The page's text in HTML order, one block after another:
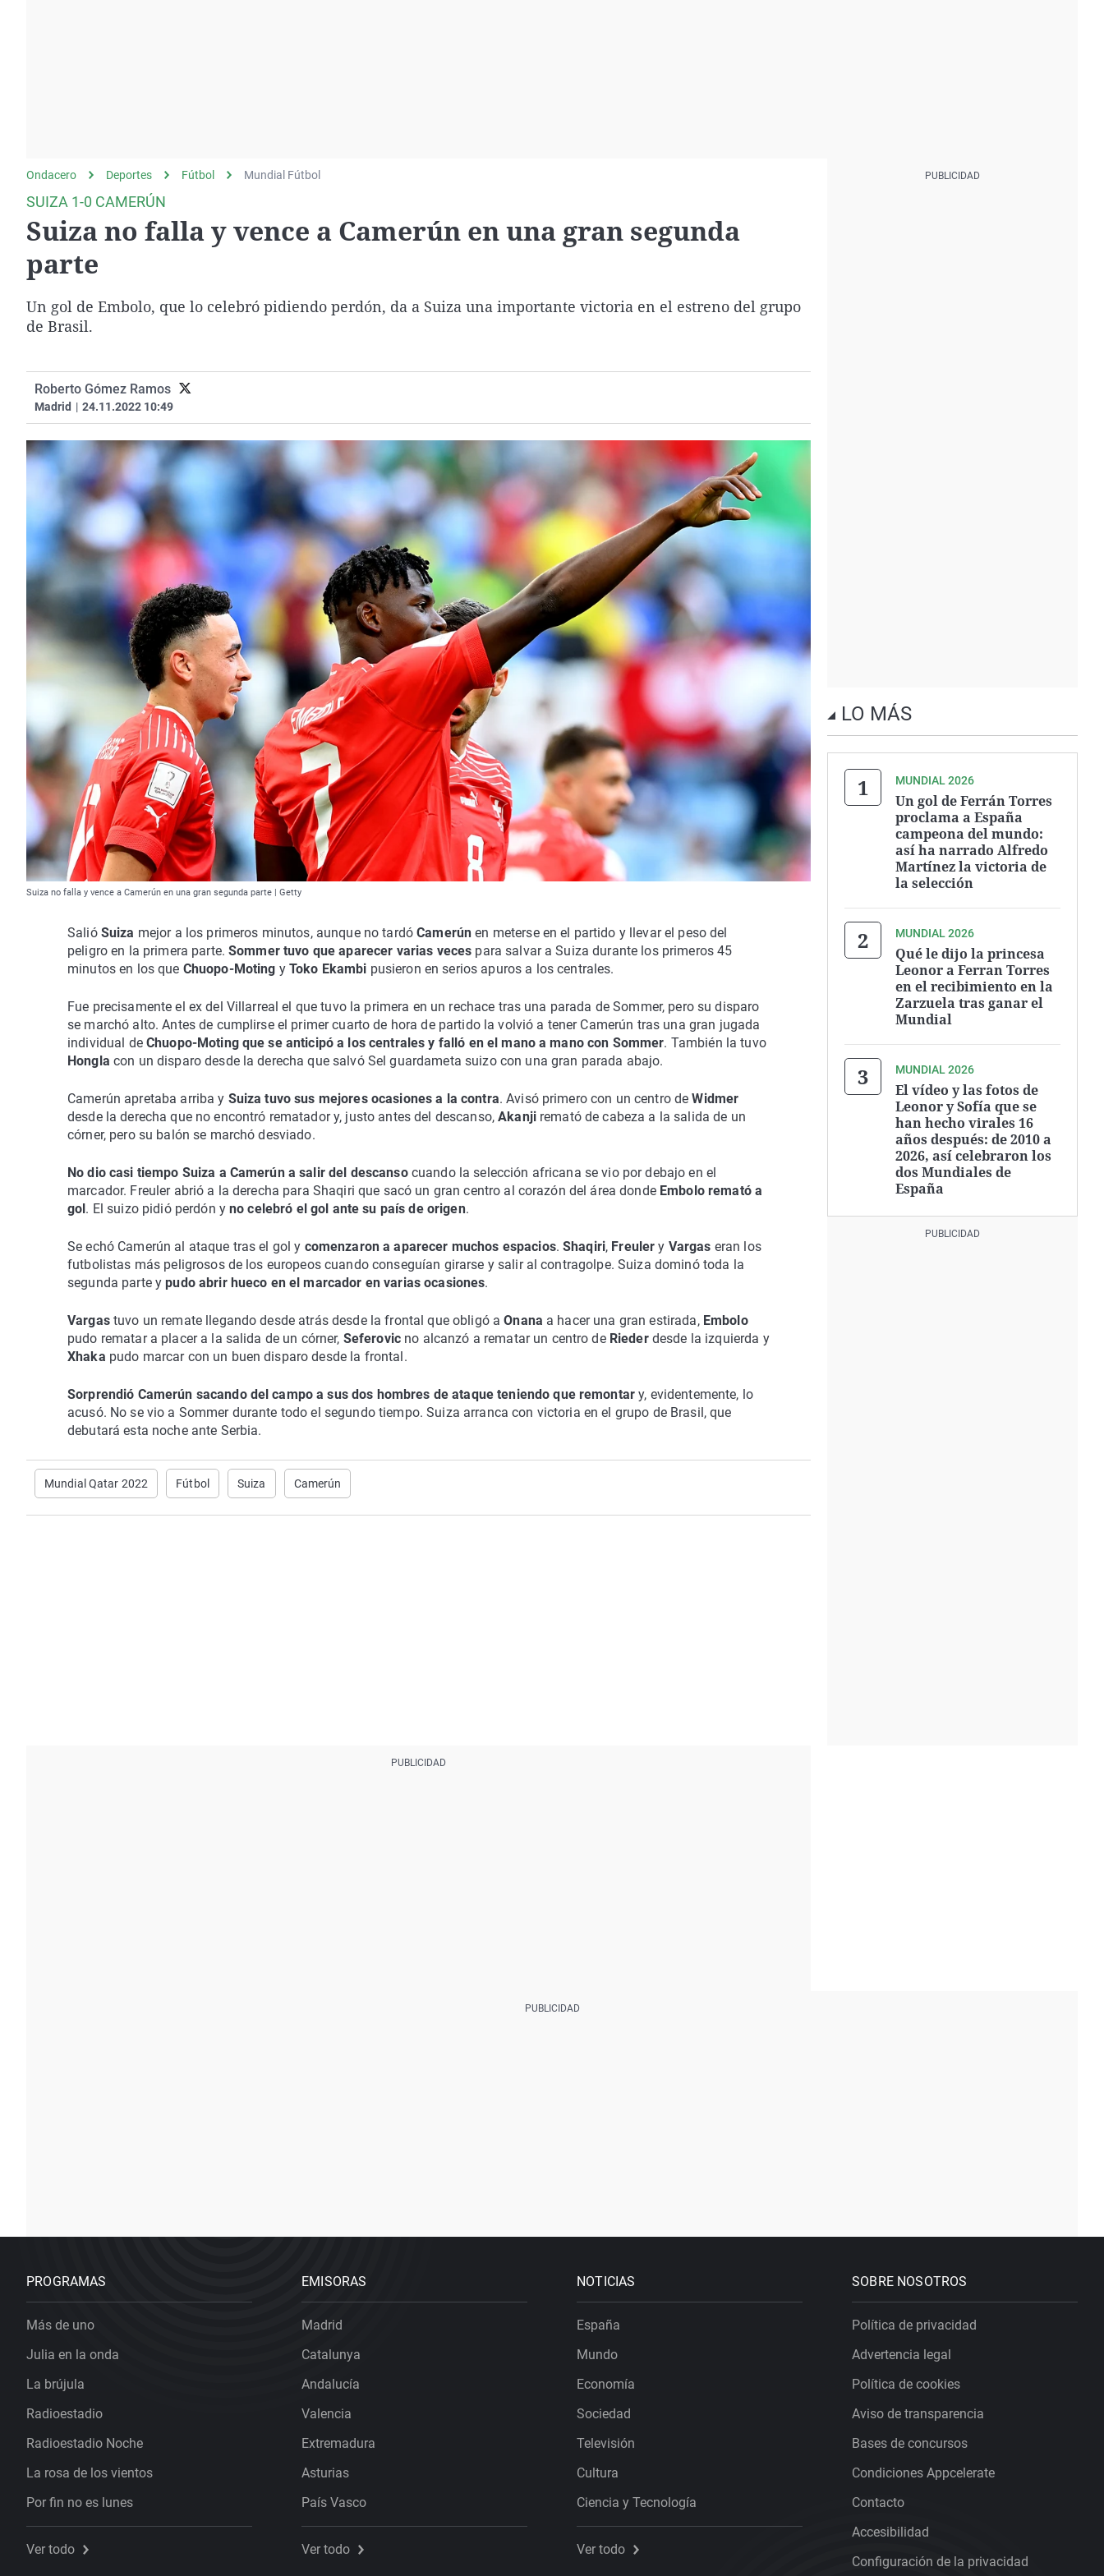
Ondacero Deportes Fútbol Mundial Fútbol
SUIZA 1-0 CAMERÚN
Suiza no falla y vence a Camerún en una gran segunda
parte
Un gol de Embolo, que lo celebró pidiendo perdón, da a Suiza una importante victoria en el estreno del grupo
de Brasil.
Roberto Gómez Ramos
Madrid | 24.11.2022 10:49
Suiza no falla y vence a Camerún en una gran segunda parte | Getty
Salió Suiza mejor a los primeros minutos, aunque no tardóCamerúnen meterse en el partido y llevar el peso del
peligro en la primera parte.Sommer tuvo que aparecer varias veces para salvar a Suiza durante los primeros 45
minutos en los que Chuopo-Moting y Toko Ekambi pusieron en serios apuros a los centrales.
Fue precisamente el ex del Villarreal el que tuvo la primera en un rechace tras una parada de Sommer, pero su disparo
se marchó alto. Antes de cumplirse el primer cuarto de hora de partido la volvió a tener Camerún tras una gran jugada
individual de Chuopo-Moting que se anticipó a los centrales y falló en el mano a mano con Sommer. También la tuvo
Hongla con un disparo desde la derecha que salvó Sel guardameta suizo con una gran parada abajo.
Camerún apretaba arriba y Suiza tuvo sus mejores ocasiones a la contra. Avisó primero con un centro deWidmer
desde la derecha que no encontró rematador y, justo antes del descanso,Akanji remató de cabeza a la salida de un
córner, pero su balón se marchó desviado.
No dio casi tiempo Suiza a Camerún a salir del descansocuando la selección africana se vio por debajo en el
marcador. Freuler abrió a la derecha para Shaqiri que sacó un gran centro al corazón del área donde Embolo remató a
gol . El suizo pidió perdón yno celebró el gol ante su país de origen.
Se echó Camerún al ataque tras el gol y comenzaron a aparecer muchos espacios.Shaqiri, Freulery Vargas eran los
futbolistas más peligrosos de los europeos cuando conseguían girarse y salir al contragolpe. Suiza dominó toda la
segunda parte ypudo abrir hueco en el marcador en varias ocasiones.
Vargas tuvo un remate llegando desde atrás desde la frontal que obligó aOnana a hacer una gran estirada, Embolo
pudo rematar a placer a la salida de un córner, Seferovic no alcanzó a rematar un centro de Rieder desde la izquierda y
Xhaka pudo marcar con un buen disparo desde la frontal.
Sorprendió Camerún sacando del campo a sus dos hombres de ataque teniendo que remontar y, evidentemente, lo
acusó. No se vio a Sommer durante todo el segundo tiempo. Suiza arranca con victoria en el grupo de Brasil, que
debutará esta noche ante Serbia.
Mundial Qatar 2022 Fútbol Suiza Camerún
LO MÁS
MUNDIAL 2026
Un gol de Ferrán Torres
proclama a España
campeona del mundo:
así ha narrado Alfredo
Martínez la victoria de
la selección
MUNDIAL 2026
Qué le dijo la princesa
Leonor a Ferran Torres
en el recibimiento en la
Zarzuela tras ganar el
Mundial
MUNDIAL 2026
El vídeo y las fotos de
Leonor y Sofía que se
han hecho virales 16
años después: de 2010 a
2026, así celebraron los
dos Mundiales de
España
PROGRAMAS
Más de uno
Julia en la onda
La brújula
Radioestadio
Radioestadio Noche
La rosa de los vientos
Por fin no es lunes
Ver todo
EMISORAS
Madrid
Catalunya
Andalucía
Valencia
Extremadura
Asturias
País Vasco
Ver todo
NOTICIAS
España
Mundo
Economía
Sociedad
Televisión
Cultura
Ciencia y Tecnología
Ver todo
SOBRE NOSOTROS
Política de privacidad
Advertencia legal
Política de cookies
Aviso de transparencia
Bases de concursos
Condiciones Appcelerate
Contacto
Accesibilidad
Configuración de la privacidad